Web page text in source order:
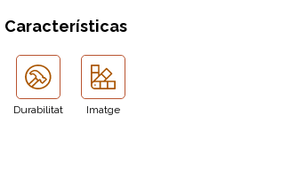
Características
Durabilitat Imatge